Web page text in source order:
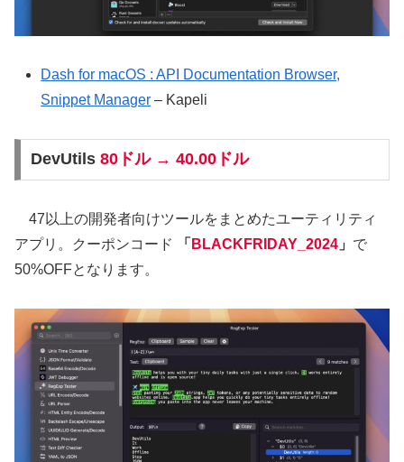
Dash for macOS : API Documentation Browser,
Snippet Manager – Kapeli
DevUtils 80ドル → 40.00ドル
47以上の開発者向けツールをまとめたユーティリティ
アプリ。クーポンコード
「 BLACKFRIDAY_2024 」 で
50%OFFとなります。